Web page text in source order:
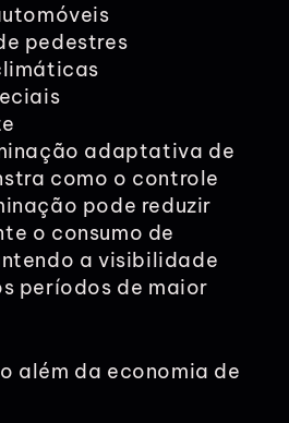
pedestres
adaptativa de
como o controle
pode reduzir
o consumo de
a visibilidade
períodos de maior
além da economia de